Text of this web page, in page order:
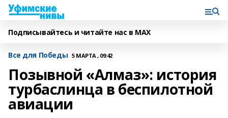
Подписывайтесь и читайте нас в MAX
Все для Победы 5 МАРТА , 09:42
Позывной «Алмаз»: история
турбаслинца в беспилотной
авиации